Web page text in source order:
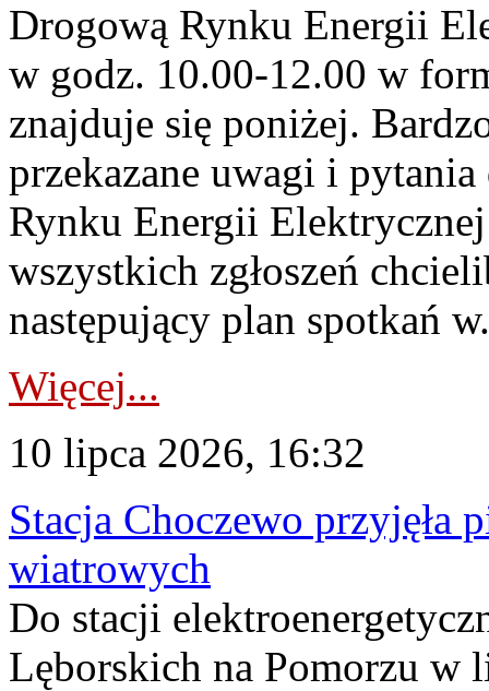
Drogową Rynku Energii
w godz. 10.00-12.00 w
znajduje się poniżej.
przekazane uwagi i
Rynku Energii
wszystkich zgłoszeń
następujący plan spotkań
Więcej...
10 lipca 2026, 16:32
Stacja Choczewo przyjęła
wiatrowych
Do stacji
Lęborskich na Pomorzu w